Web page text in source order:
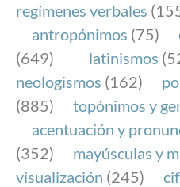
regímenes verbales
antropónimos (75)
(649)
latinismos
neologismos (162)
(885)
topónimos y
acentuación y
(352)
mayúsculas y
visualización (245)